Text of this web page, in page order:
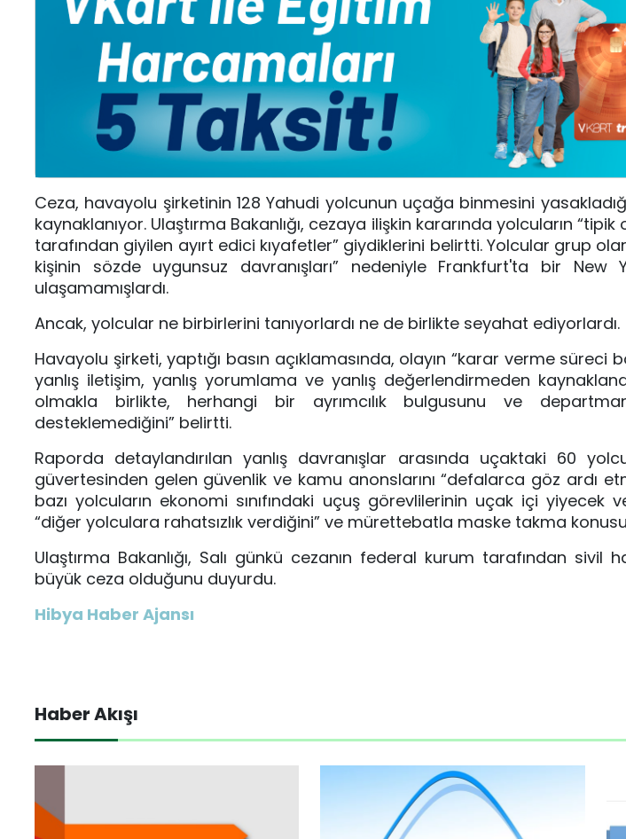
Ceza, havayolu şirketinin 128 Yahudi yolcunun uçağa binmesini
kaynaklanıyor. Ulaştırma Bakanlığı, cezaya ilişkin kararında yolcuların
tarafından giyilen ayırt edici kıyafetler” giydiklerini belirtti. Yolcular grup
kişinin sözde uygunsuz davranışları” nedeniyle Frankfurt'ta bir New
ulaşamamışlardı.
Ancak, yolcular ne birbirlerini tanıyorlardı ne de birlikte seyahat ediyorlardı.
Havayolu şirketi, yaptığı basın açıklamasında, olayın “karar verme
yanlış iletişim, yanlış yorumlama ve yanlış değerlendirmeden
olmakla birlikte, herhangi bir ayrımcılık bulgusunu ve
desteklemediğini” belirtti.
Raporda detaylandırılan yanlış davranışlar arasında uçaktaki 60
güvertesinden gelen güvenlik ve kamu anonslarını “defalarca göz ardı
bazı yolcuların ekonomi sınıfındaki uçuş görevlilerinin uçak içi yiyecek
“diğer yolculara rahatsızlık verdiğini” ve mürettebatla maske takma
Ulaştırma Bakanlığı, Salı günkü cezanın federal kurum tarafından sivil
büyük ceza olduğunu duyurdu.
Hibya Haber Ajansı
Haber Akışı